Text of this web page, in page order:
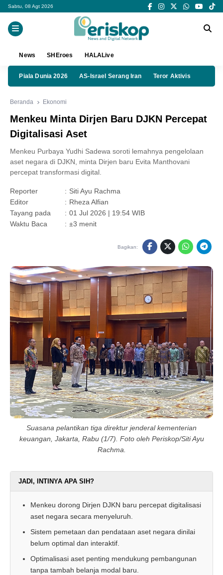
Sabtu, 08 Agt 2026
News SHEroes HALALive
Piala Dunia 2026 AS-Israel Serang Iran Teror Aktivis
Beranda Ekonomi
Menkeu Minta Dirjen Baru DJKN Percepat
Digitalisasi Aset
Menkeu Purbaya Yudhi Sadewa soroti lemahnya pengelolaan
aset negara di DJKN, minta Dirjen baru Evita Manthovani
percepat transformasi digital.
Reporter : Siti Ayu Rachma
Editor
: Rheza Alfian
Tayang pada
: 01 Jul 2026 | 19:54 WIB
Waktu Baca
: ±3 menit
Bagikan:
Suasana pelantikan tiga direktur jenderal kementerian
keuangan, Jakarta, Rabu (1/7). Foto oleh Periskop/Siti Ayu
Rachma.
JADI, INTINYA APA SIH?
Menkeu dorong Dirjen DJKN baru percepat digitalisasi
aset negara secara menyeluruh.
Sistem pemetaan dan pendataan aset negara dinilai
belum optimal dan interaktif.
Optimalisasi aset penting mendukung pembangunan
tanpa tambah belanja modal baru.